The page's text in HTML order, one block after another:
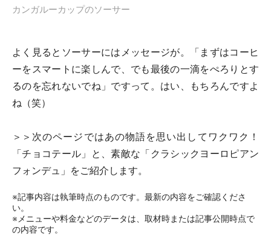
カンガルーカップのソーサー
よく見るとソーサーにはメッセージが。「まずはコーヒ
ーをスマートに楽しんで、でも最後の一滴をぺろりとす
るのを忘れないでね」ですって。はい、もちろんですよ
ね（笑）
＞＞次のページではあの物語を思い出してワクワク！
「チョコテール」と、素敵な「クラシックヨーロピアン
フォンデュ」をご紹介します。
※記事内容は執筆時点のものです。最新の内容をご確認くださ
い。
※メニューや料金などのデータは、取材時または記事公開時点で
の内容です。